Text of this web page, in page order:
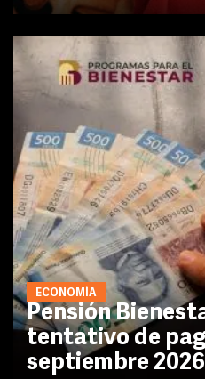
ECONOMÍA
Pensión
tentativo de
septiembre 2026